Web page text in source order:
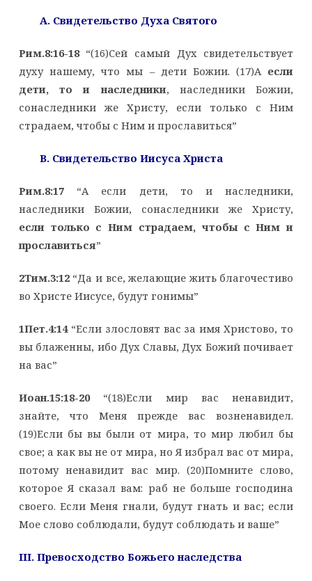
A. Свидетельство Духа Святого
Рим.8:16-18“(16)Сей самый Дух свидетельствует
духу нашему, что мы – дети Божии. (17)А если
дети, то и наследники, наследники Божии,
сонаследники же Христу, если только с Ним
страдаем, чтобы с Ним и прославиться”
B. Свидетельство Иисуса Христа
Рим.8:17“А если дети, то и наследники,
наследники Божии, сонаследники же Христу,
если только с Ним страдаем, чтобы с Ним и
прославиться”
2Тим.3:12“Да и все, желающие жить благочестиво
во Христе Иисусе, будут гонимы”
1Пет.4:14“Если злословят вас за имя Христово, то
вы блаженны, ибо Дух Славы, Дух Божий почивает
на вас”
Иоан.15:18-20“(18)Если мир вас ненавидит,
знайте, что Меня прежде вас возненавидел.
(19)Если бы вы были от мира, то мир любил бы
свое; а как вы не от мира, но Я избрал вас от мира,
потому ненавидит вас мир. (20)Помните слово,
которое Я сказал вам: раб не больше господина
своего. Если Меня гнали, будут гнать и вас; если
Мое слово соблюдали, будут соблюдать и ваше”
III. Превосходство Божьего наследства